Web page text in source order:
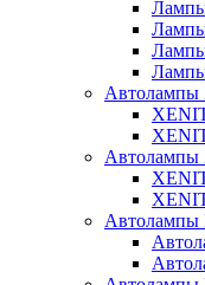
Лампы
Лампы
Автолампы
Автолампы
Автолампы